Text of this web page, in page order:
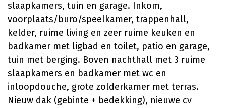
slaapkamers, tuin en garage. Inkom,
voorplaats/buro/speelkamer, trappenhall,
kelder, ruime living en zeer ruime keuken en
badkamer met ligbad en toilet, patio en garage,
tuin met berging. Boven nachthall met 3 ruime
slaapkamers en badkamer met wc en
inloopdouche, grote zolderkamer met terras.
Nieuw dak (gebinte + bedekking), nieuwe cv